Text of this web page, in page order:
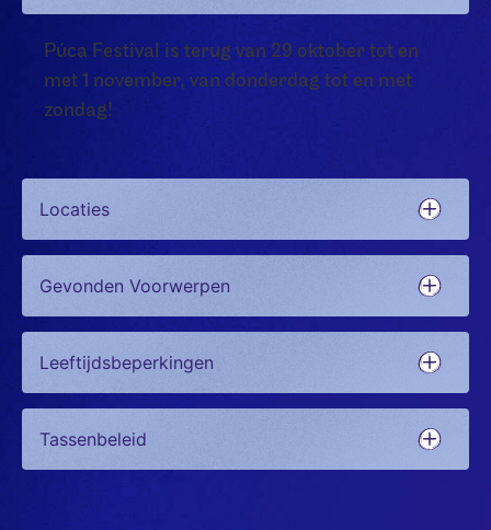
Púca Festival is terug van 29 oktober tot en
met 1 november, van donderdag tot en met
zondag!
Locaties
Gevonden Voorwerpen
Leeftijdsbeperkingen
Tassenbeleid